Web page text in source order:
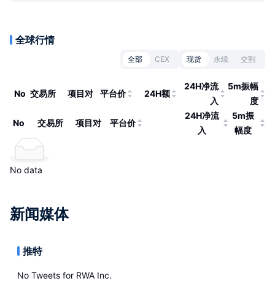
全球行情
全部 CEX 现货 永续 交割
No 交易所 项目对 平台价 24H额
24H净流
入
5m振幅
度
No 交易所 项目对 平台价
24H净流
入
5m振
幅度
No data
新闻媒体
推特
No Tweets for RWA Inc.